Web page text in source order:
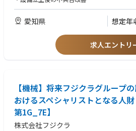
<参考URL>
https://www.tohogas.co.jp/corporate/
https://www.tohogas.co.jp/corporate-n/
【魅力】
自動車OEM部品加工ラインを立ち上げる機
裁量を持って業務に取り組めます。
2025年から2027年にかけて設備投資に約
愛知県 想定年
求人エントリ
【機械】将来フジクラグループ
おけるスペシャリストとなる人
第1G_7E】
株式会社フジクラ